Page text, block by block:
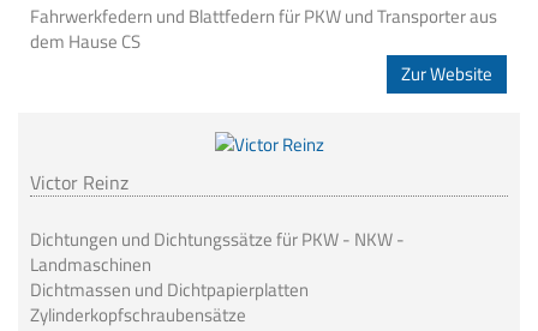
Fahrwerkfedern und Blattfedern für PKW und Transporter aus
dem Hause CS
Zur Website
Victor Reinz
Dichtungen und Dichtungssätze für PKW - NKW -
Landmaschinen
Dichtmassen und Dichtpapierplatten
Zylinderkopfschraubensätze